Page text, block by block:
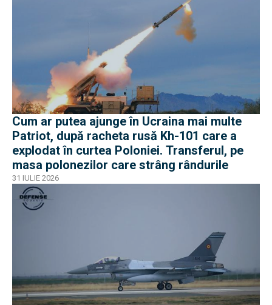
Cum ar putea ajunge în Ucraina mai multe
Patriot, după racheta rusă Kh-101 care a
explodat în curtea Poloniei. Transferul, pe
masa polonezilor care strâng rândurile
31 IULIE 2026